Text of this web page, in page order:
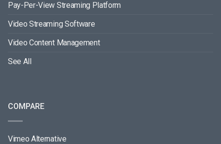
Pay-Per-View Streaming Platform
Video Streaming Software
Video Content Management
See All
COMPARE
Vimeo Alternative